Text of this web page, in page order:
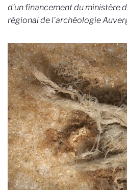
d’un financement du ministère
régional de l'archéologie